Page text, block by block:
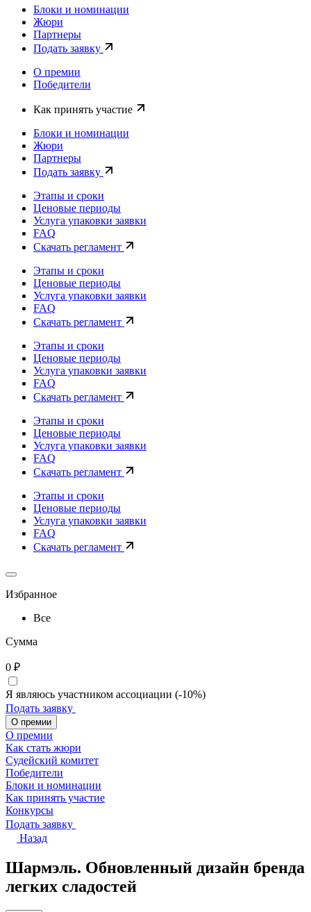
Блоки и номинации
Жюри
Партнеры
Подать заявку
О премии
Победители
Как принять участие
Блоки и номинации
Жюри
Партнеры
Подать заявку
Этапы и сроки
Ценовые периоды
Услуга упаковки заявки
FAQ
Скачать регламент
Этапы и сроки
Ценовые периоды
Услуга упаковки заявки
FAQ
Скачать регламент
Этапы и сроки
Ценовые периоды
Услуга упаковки заявки
FAQ
Скачать регламент
Этапы и сроки
Ценовые периоды
Услуга упаковки заявки
FAQ
Скачать регламент
Этапы и сроки
Ценовые периоды
Услуга упаковки заявки
FAQ
Скачать регламент
Избранное
Все
Сумма
0 ₽
Я являюсь участником ассоциации (-10%)
Подать заявку
О премии
О премии
Как стать жюри
Судейский комитет
Победители
Блоки и номинации
Как принять участие
Конкурсы
Подать заявку
Назад
Шармэль. Обновленный дизайн бренда
легких сладостей